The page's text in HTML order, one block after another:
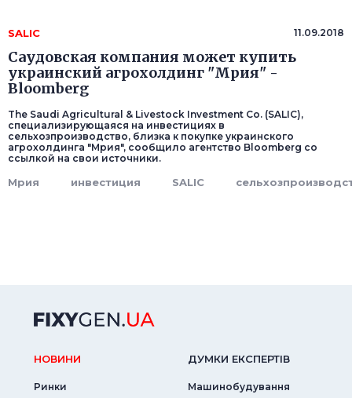
SALIC 11.09.2018
Саудовская компания может купить
украинский агрохолдинг "Мрия" -
Bloomberg
The Saudi Agricultural & Livestock Investment Co. (SALIC),
специализирующаяся на инвестициях в
сельхозпроизводство, близка к покупке украинского
агрохолдинга "Мрия", сообщило агентство Bloomberg со
ссылкой на свои источники.
Мрия инвестиция SALIC
НОВИНИ
Ринки
ДУМКИ ЕКСПЕРТIВ
Машинобудування